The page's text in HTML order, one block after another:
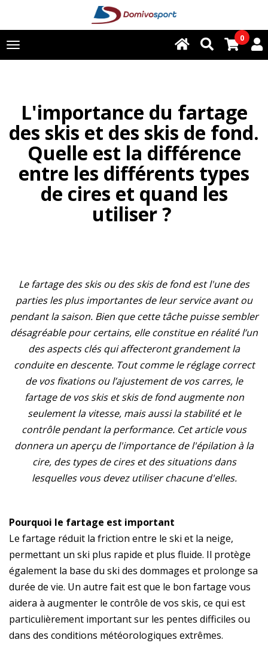
Toggle
navigation
0
L'importance du fartage
des skis et des skis de fond.
Quelle est la différence
entre les différents types
de cires et quand les
utiliser ?
Le fartage des skis ou des skis de fond est l'une des
parties les plus importantes de leur service avant ou
pendant la saison. Bien que cette tâche puisse sembler
désagréable pour certains, elle constitue en réalité l’un
des aspects clés qui affecteront grandement la
conduite en descente. Tout comme le réglage correct
de vos fixations ou l’ajustement de vos carres, le
fartage de vos skis et skis de fond augmente non
seulement la vitesse, mais aussi la stabilité et le
contrôle pendant la performance. Cet article vous
donnera un aperçu de l'importance de l'épilation à la
cire, des types de cires et des situations dans
lesquelles vous devez utiliser chacune d'elles.
Pourquoi le fartage est important
Le fartage réduit la friction entre le ski et la neige,
permettant un ski plus rapide et plus fluide. Il protège
également la base du ski des dommages et prolonge sa
durée de vie. Un autre fait est que le bon fartage vous
aidera à augmenter le contrôle de vos skis, ce qui est
particulièrement important sur les pentes difficiles ou
dans des conditions météorologiques extrêmes.